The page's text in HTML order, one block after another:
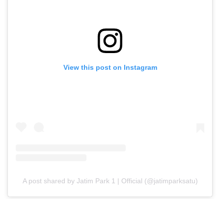
View this post on Instagram
A post shared by Jatim Park 1 | Official (@jatimparksatu)